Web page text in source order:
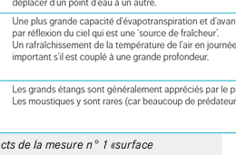
de la mesure n° 1 «surface